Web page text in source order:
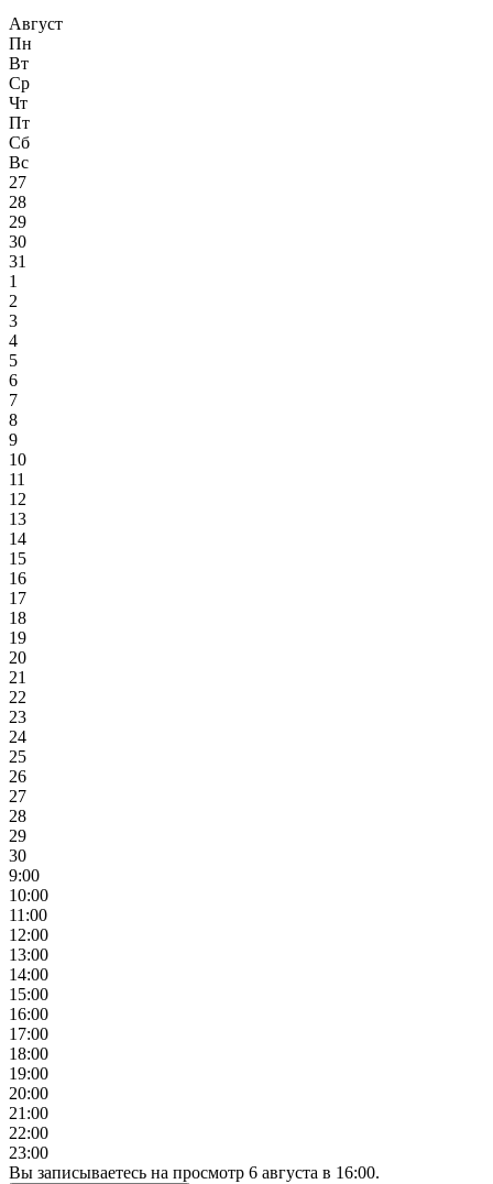
Август
Пн
Вт
Ср
Чт
Пт
Сб
Вс
27
28
29
30
31
1
2
3
4
5
6
7
8
9
10
11
12
13
14
15
16
17
18
19
20
21
22
23
24
25
26
27
28
29
30
9:00
10:00
11:00
12:00
13:00
14:00
15:00
16:00
17:00
18:00
19:00
20:00
21:00
22:00
23:00
Вы записываетесь на просмотр 6 августа в 16:00.